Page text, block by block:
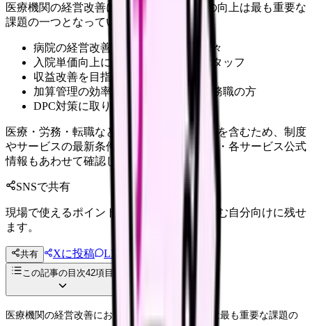
医療機関の経営改善において、入院単価の向上は最も重要な
課題の一つとなっています。
病院の経営改善に携わる管理職の方々
入院単価向上に取り組む医療機関スタッフ
収益改善を目指す病棟看護管理者
加算管理の効率化を検討している事務職の方
DPC対策に取り組む経営企画担当者
医療・労務・転職など判断に影響する内容を含むため、制度
やサービスの最新条件は公的機関・勤務先・各サービス公式
情報もあわせて確認してください。
SNSで共有
現場で使えるポイントを、同僚やあとで読む自分向けに残せ
ます。
共有 Xに投稿 LINE
投稿文コピー
この記事の目次42項目
医療機関の経営改善において、入院単価の向上は最も重要な課題の